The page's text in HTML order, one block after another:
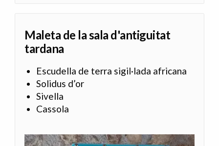
Maleta de la sala d'antiguitat
tardana
Escudella de terra sigil·lada africana
Solidus d’or
Sivella
Cassola